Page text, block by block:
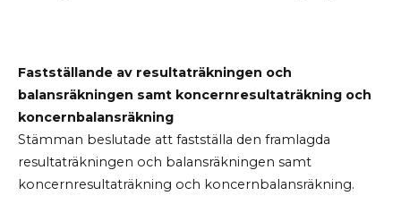
Fastställande av resultaträkningen och
balansräkningen samt koncernresultaträkning och
koncernbalansräkning
Stämman beslutade att fastställa den framlagda
resultaträkningen och balansräkningen samt
koncernresultaträkning och koncernbalansräkning.